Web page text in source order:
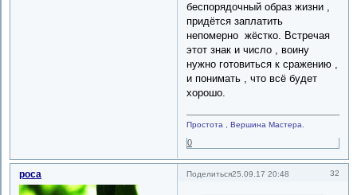
беспорядочный образ жизни ,
придётся заплатить
непомерно жёстко. Встречая
этот знак и число , воину
нужно готовиться к сражению ,
и понимать , что всё будет
хорошо.
Простота , Вершина Мастера.
0
Поделиться 32
25.09.17 20:48
роса